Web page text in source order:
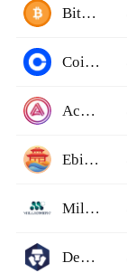
BitFlip
Coinbase Pro
Acala Swap
Ebisu's Bay
Millionero
DeFi Swap